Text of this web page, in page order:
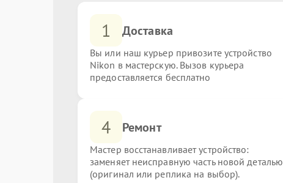
1 Доставка
Вы или наш курьер привозите устройство
Nikon в мастерскую. Вызов курьера
предоставляется бесплатно
4 Ремонт
Мастер восстанавливает устройство:
заменяет неисправную часть новой деталью
(оригинал или реплика на выбор).